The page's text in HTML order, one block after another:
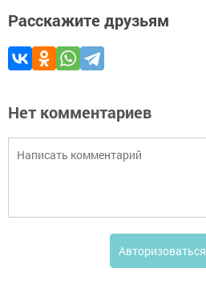
Расскажите друзьям
Нет комментариев
Авторизоваться